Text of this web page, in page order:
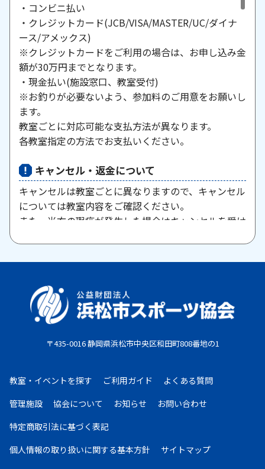
・コンビニ払い
・クレジットカード(JCB/VISA/MASTER/UC/ダイナ
ース/アメックス)
※クレジットカードをご利用の場合は、お申し込み金
額が30万円までとなります。
・現金払い(施設窓口、教室受付)
※お釣りが必要ないよう、参加料のご用意をお願いし
ます。
教室ごとに対応可能な支払方法が異なります。
各教室指定の方法でお支払いください。
キャンセル・返金について
キャンセルは教室ごとに異なりますので、キャンセル
については教室内容をご確認ください。
また、当方の瑕疵が発生した場合はキャンセルを受け
原則として、一旦納入された参加料・受講料は返金い
としていたしません。教室期間中にケガ・病気等によ
り、医師から運動制限が出された場合は、担当者まで
ご相談ください。
・コンビニ払い：お申し込み後、7日以内にお申し込
み時に選択したコンビニエンスストア店頭にてお支払
いください。
金となります。
・現金払い：教室指定の場所(施設窓口、教室受付等)
〒435-0016 静岡県浜松市中央区和田町808番地の1
教室・イベントを探す ご利用ガイド
よくある質問
管理施設
協会について お知らせ
お問い合わせ
特定商取引法に基づく表記
個人情報の取り扱いに関する基本方針 サイトマップ